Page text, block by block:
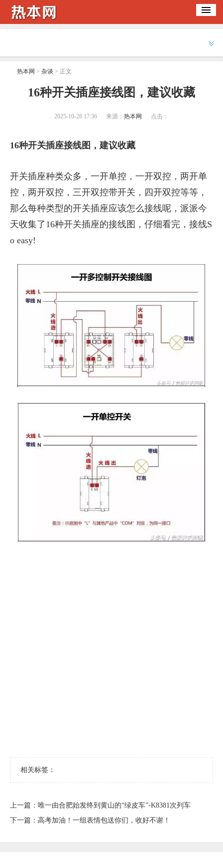
热本网 > 杂谈 > 正文
​16种开关插座接线图，建议收藏
2025-10-28 17:36 来源： 热本网 点击：
16种开关插座接线图，建议收藏
开关插座种类众多，一开单控，一开双控，两开单
控，两开双控，三开双控带开关，四开双控等等，
那么每种类型的开关插座应该怎么接线呢，派派今
天收集了16种开关插座的接线图，仔细看完，接线S
o easy!
相关标签：
上一篇： ​唯一由合肥始发终到黄山的“绿皮车”-K8381次列车
下一篇： ​高考加油！一组表情包送你们，收好不谢！